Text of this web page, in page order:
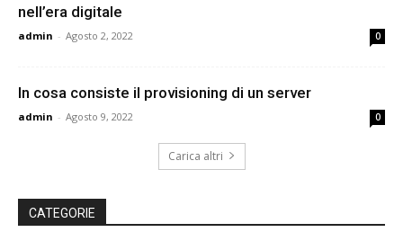
nell’era digitale
admin - Agosto 2, 2022 0
In cosa consiste il provisioning di un server
admin - Agosto 9, 2022 0
Carica altri
CATEGORIE